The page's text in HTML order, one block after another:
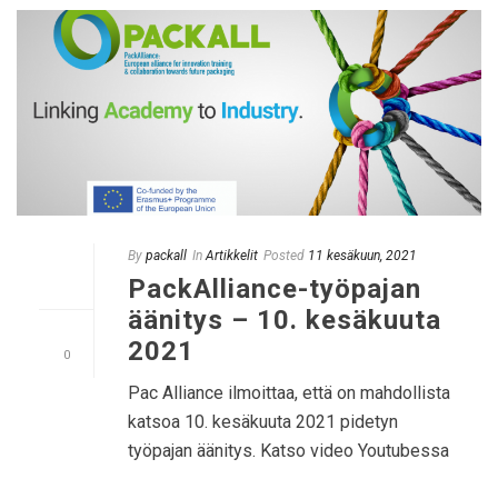
0
By packall In Artikkelit Posted 11 kesäkuun, 2021
PackAlliance-työpajan
äänitys – 10. kesäkuuta
2021
Pac Alliance ilmoittaa, että on mahdollista
katsoa 10. kesäkuuta 2021 pidetyn
työpajan äänitys. Katso video Youtubessa